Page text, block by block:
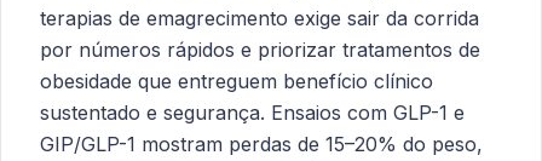
terapias de emagrecimento exige sair da corrida
por números rápidos e priorizar tratamentos de
obesidade que entreguem benefício clínico
sustentado e segurança. Ensaios com GLP-1 e
GIP/GLP-1 mostram perdas de 15–20% do peso,